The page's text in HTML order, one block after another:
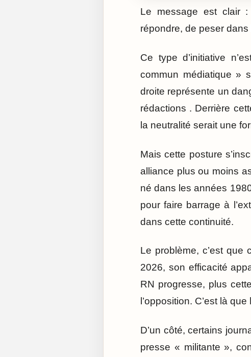
Le message est clair :
répondre, de peser
Ce type d’initiative
commun médiatique »
droite représente un
rédactions . Derrière
la neutralité serait une
Mais cette posture
alliance plus ou moins
né dans les années
pour faire barrage à
dans cette continuité.
Le problème, c’est que
2026, son efficacité
RN progresse, plus
l’opposition. C’est là
D’un côté, certains
presse « militante »,